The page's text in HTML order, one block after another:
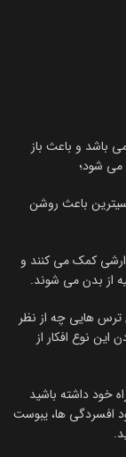
باشد و باعث باز
شود؛
باعث روشن
کمک می کنند و
از بدن می شوند.
ترس هایی چه از نظر
این نوع افکار از
خود داشته باشید
افسردگی ها، یبوست